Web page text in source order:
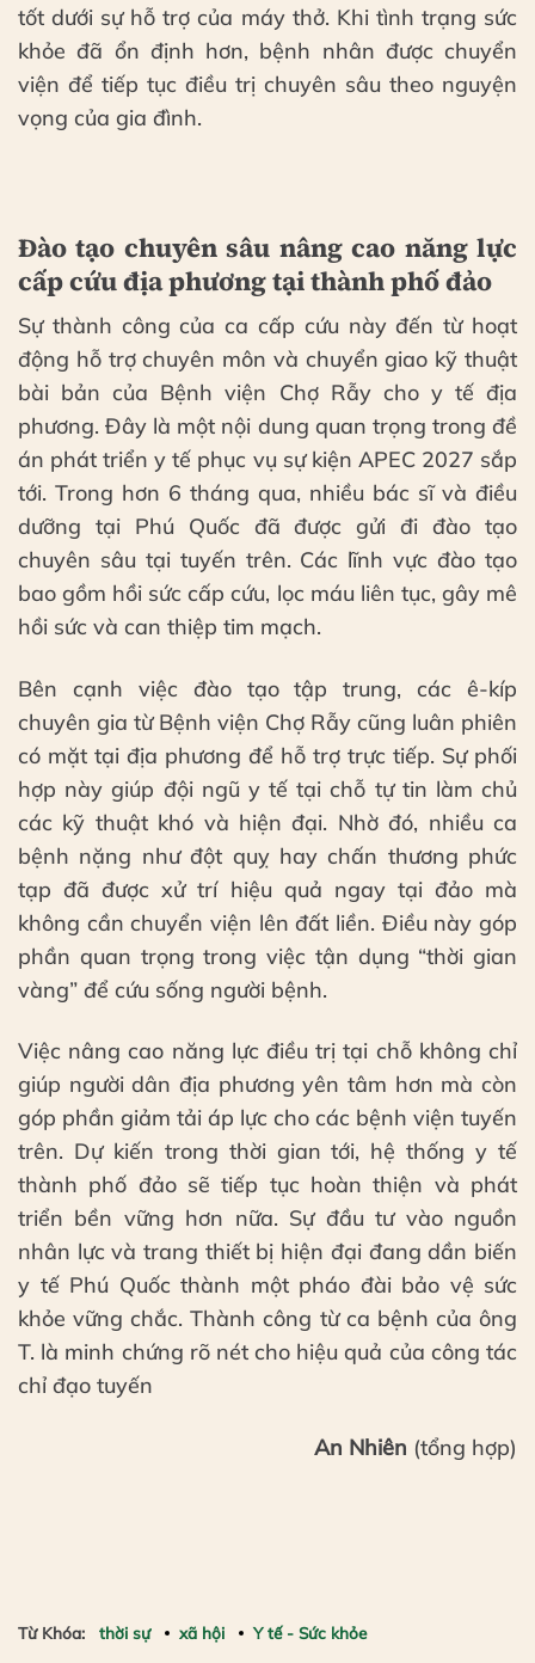
tốt dưới sự hỗ trợ của máy thở. Khi tình trạng sức
khỏe đã ổn định hơn, bệnh nhân được chuyển
viện để tiếp tục điều trị chuyên sâu theo nguyện
vọng của gia đình.
Đào tạo chuyên sâu nâng cao năng lực
cấp cứu địa phương tại thành phố đảo
Sự thành công của ca cấp cứu này đến từ hoạt
động hỗ trợ chuyên môn và chuyển giao kỹ thuật
bài bản của Bệnh viện Chợ Rẫy cho y tế địa
phương. Đây là một nội dung quan trọng trong đề
án phát triển y tế phục vụ sự kiện APEC 2027 sắp
tới. Trong hơn 6 tháng qua, nhiều bác sĩ và điều
dưỡng tại Phú Quốc đã được gửi đi đào tạo
chuyên sâu tại tuyến trên. Các lĩnh vực đào tạo
bao gồm hồi sức cấp cứu, lọc máu liên tục, gây mê
hồi sức và can thiệp tim mạch.
Bên cạnh việc đào tạo tập trung, các ê-kíp
chuyên gia từ Bệnh viện Chợ Rẫy cũng luân phiên
có mặt tại địa phương để hỗ trợ trực tiếp. Sự phối
hợp này giúp đội ngũ y tế tại chỗ tự tin làm chủ
các kỹ thuật khó và hiện đại. Nhờ đó, nhiều ca
bệnh nặng như đột quỵ hay chấn thương phức
tạp đã được xử trí hiệu quả ngay tại đảo mà
không cần chuyển viện lên đất liền. Điều này góp
phần quan trọng trong việc tận dụng “thời gian
vàng” để cứu sống người bệnh.
Việc nâng cao năng lực điều trị tại chỗ không chỉ
giúp người dân địa phương yên tâm hơn mà còn
góp phần giảm tải áp lực cho các bệnh viện tuyến
trên. Dự kiến trong thời gian tới, hệ thống y tế
thành phố đảo sẽ tiếp tục hoàn thiện và phát
triển bền vững hơn nữa. Sự đầu tư vào nguồn
nhân lực và trang thiết bị hiện đại đang dần biến
y tế Phú Quốc thành một pháo đài bảo vệ sức
khỏe vững chắc. Thành công từ ca bệnh của ông
T. là minh chứng rõ nét cho hiệu quả của công tác
chỉ đạo tuyến
An Nhiên (tổng hợp)
Từ Khóa: thời sự xã hội Y tế - Sức khỏe